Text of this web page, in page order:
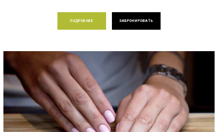
ПОДРОБНЕЕ ЗАБРОНИРОВАТЬ